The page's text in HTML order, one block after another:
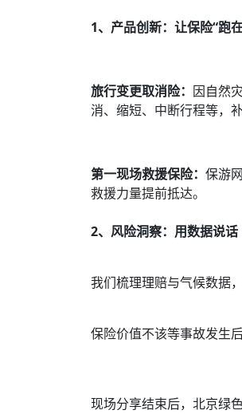
1、产品创新：让保险“跑
旅行变更取消险： 因自然
消、缩短、中断行程等，
第一现场救援保险： 保游
救援力量提前抵达。
2、风险洞察：用数据说话
我们梳理理赔与气候数据
保险价值不该等事故发生
现场分享结束后，北京绿